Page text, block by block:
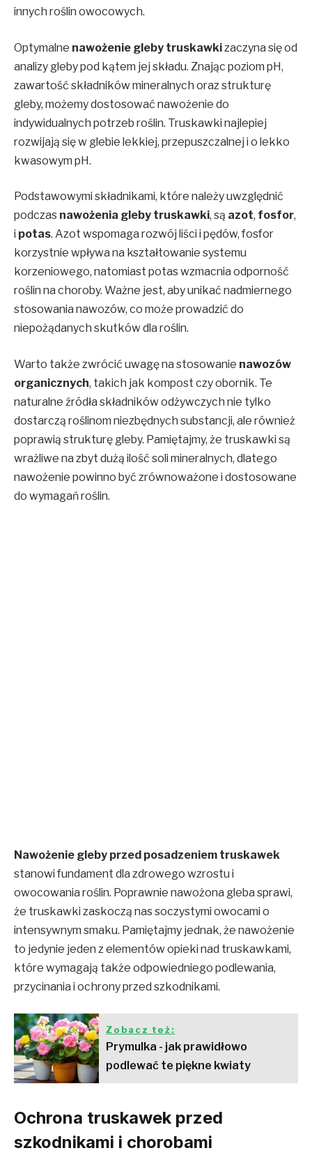
innych roślin owocowych.
Optymalne nawożenie gleby truskawkizaczyna się od
analizy gleby pod kątem jej składu. Znając poziom pH,
zawartość składników mineralnych oraz strukturę
gleby, możemy dostosować nawożenie do
indywidualnych potrzeb roślin. Truskawki najlepiej
rozwijają się w glebie lekkiej, przepuszczalnej i o lekko
kwasowym pH.
Podstawowymi składnikami, które należy uwzględnić
podczas nawożenia gleby truskawki, są azot, fosfor,
i potas. Azot wspomaga rozwój liści i pędów, fosfor
korzystnie wpływa na kształtowanie systemu
korzeniowego, natomiast potas wzmacnia odporność
roślin na choroby. Ważne jest, aby unikać nadmiernego
stosowania nawozów, co może prowadzić do
niepożądanych skutków dla roślin.
Warto także zwrócić uwagę na stosowanie nawozów
organicznych, takich jak kompost czy obornik. Te
naturalne źródła składników odżywczych nie tylko
dostarczą roślinom niezbędnych substancji, ale również
poprawią strukturę gleby. Pamiętajmy, że truskawki są
wrażliwe na zbyt dużą ilość soli mineralnych, dlatego
nawożenie powinno być zrównoważone i dostosowane
do wymagań roślin.
Nawożenie gleby przed posadzeniem truskawek
stanowi fundament dla zdrowego wzrostu i
owocowania roślin. Poprawnie nawożona gleba sprawi,
że truskawki zaskoczą nas soczystymi owocami o
intensywnym smaku. Pamiętajmy jednak, że nawożenie
to jedynie jeden z elementów opieki nad truskawkami,
które wymagają także odpowiedniego podlewania,
przycinania i ochrony przed szkodnikami.
Zobacz też:
Prymulka - jak prawidłowo
podlewać te piękne kwiaty
Ochrona truskawek przed
szkodnikami i chorobami